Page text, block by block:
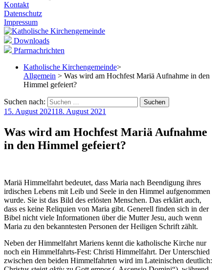
Kontakt
Datenschutz
Impressum
Downloads
Pfarrnachrichten
Katholische Kirchengemeinde>
Allgemein > Was wird am Hochfest Mariä Aufnahme in den
Himmel gefeiert?
Suchen nach:
15. August 202118. August 2021
Was wird am Hochfest Mariä Aufnahme
in den Himmel gefeiert?
Mariä Himmelfahrt bedeutet, dass Maria nach Beendigung ihres
irdischen Lebens mit Leib und Seele in den Himmel aufgenommen
wurde. Sie ist das Bild des erlösten Menschen. Das erklärt auch,
dass es keine Reliquien von Maria gibt. Generell finden sich in der
Bibel nicht viele Informationen über die Mutter Jesu, auch wenn
Maria zu den bekanntesten Personen der Heiligen Schrift zählt.
Neben der Himmelfahrt Mariens kennt die katholische Kirche nur
noch ein Himmelfahrts-Fest: Christi Himmelfahrt. Der Unterschied
zwischen den beiden Himmelfahrten wird im Lateinischen deutlich: